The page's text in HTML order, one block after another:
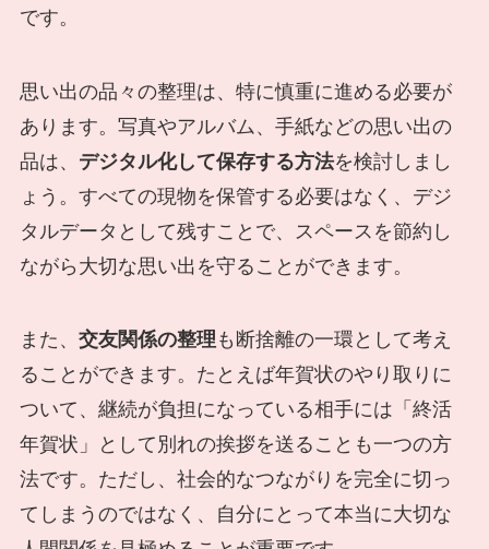
です。
思い出の品々の整理は、特に慎重に進める必要が
あります。写真やアルバム、手紙などの思い出の
品は、 デジタル化して保存する方法を検討しまし
ょう。すべての現物を保管する必要はなく、デジ
タルデータとして残すことで、スペースを節約し
ながら大切な思い出を守ることができます。
また、 交友関係の整理 も断捨離の一環として考え
ることができます。たとえば年賀状のやり取りに
ついて、継続が負担になっている相手には「終活
年賀状」として別れの挨拶を送ることも一つの方
法です。ただし、社会的なつながりを完全に切っ
てしまうのではなく、自分にとって本当に大切な